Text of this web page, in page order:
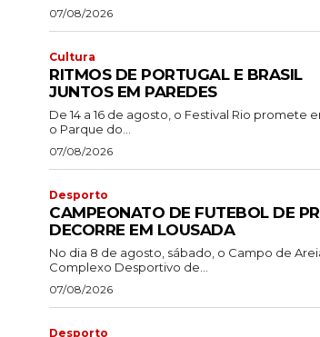
07/08/2026
Cultura
RITMOS DE PORTUGAL E BRASIL
JUNTOS EM PAREDES
De 14 a 16 de agosto, o Festival Rio promete
o Parque do...
07/08/2026
Desporto
CAMPEONATO DE FUTEBOL DE
DECORRE EM LOUSADA
No dia 8 de agosto, sábado, o Campo de
Complexo Desportivo de...
07/08/2026
Desporto